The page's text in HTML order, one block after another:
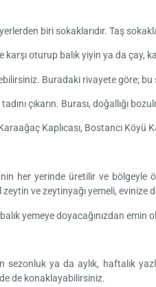
yerlerden biri sokaklarıdır. Taş
karşı oturup balık yiyin ya da çay,
Buradaki rivayete göre;
çıkarın. Burası, doğallığı
Kaplıcası, Bostancı
her yerinde üretilir ve
ve zeytinyağı yemeli, evinize
yemeye doyacağınızdan emin
sezonluk ya da aylık, haftalık
de konaklayabilirsiniz.